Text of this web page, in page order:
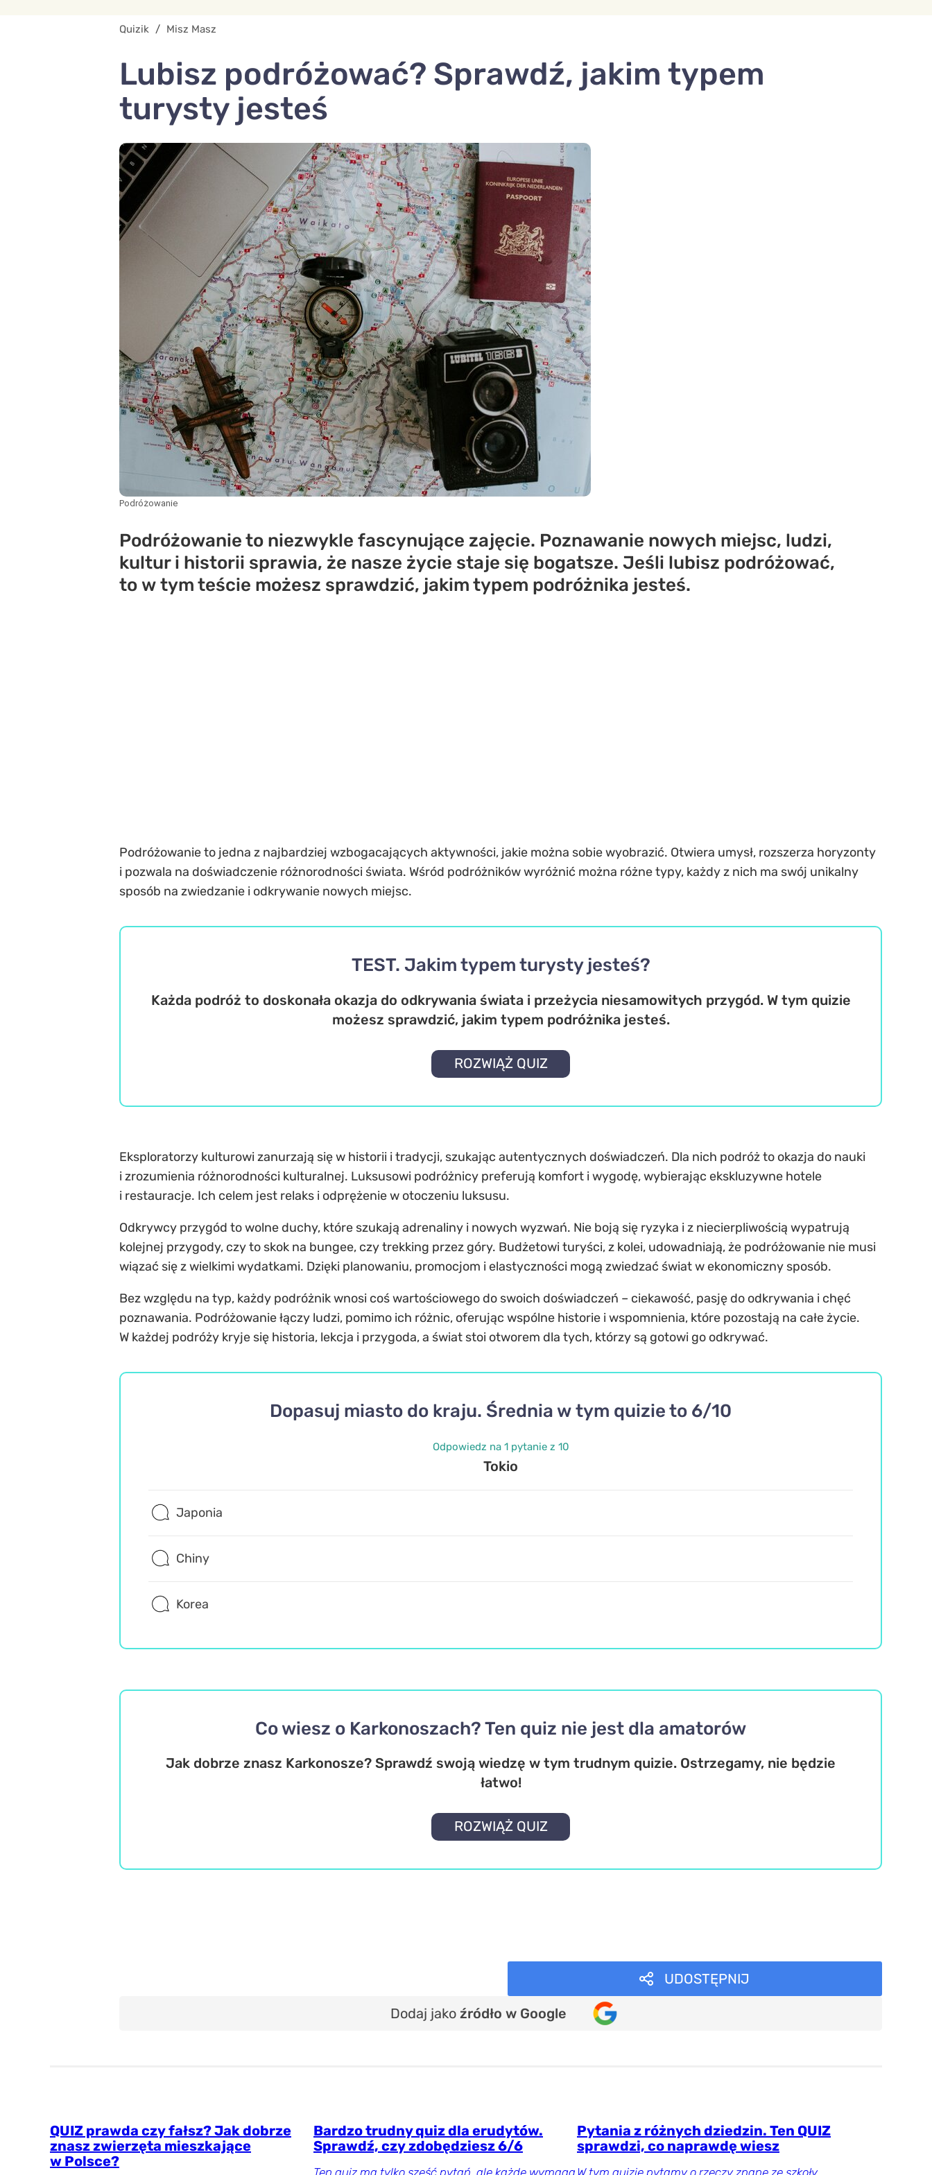
Quizik / Misz Masz
Lubisz podróżować? Sprawdź, jakim typem
turysty jesteś
Podróżowanie
Podróżowanie to niezwykle fascynujące zajęcie. Poznawanie nowych miejsc, ludzi,
kultur i historii sprawia, że nasze życie staje się bogatsze. Jeśli lubisz podróżować,
to w tym teście możesz sprawdzić, jakim typem podróżnika jesteś.
Podróżowanie to jedna z najbardziej wzbogacających aktywności, jakie można sobie wyobrazić. Otwiera umysł, rozszerza horyzonty
i pozwala na doświadczenie różnorodności świata. Wśród podróżników wyróżnić można różne typy, każdy z nich ma swój unikalny
sposób na zwiedzanie i odkrywanie nowych miejsc.
TEST. Jakim typem turysty jesteś?
Każda podróż to doskonała okazja do odkrywania świata i przeżycia niesamowitych przygód. W tym quizie
możesz sprawdzić, jakim typem podróżnika jesteś.
ROZWIĄŻ QUIZ
Eksploratorzy kulturowi zanurzają się w historii i tradycji, szukając autentycznych doświadczeń. Dla nich podróż to okazja do nauki
i zrozumienia różnorodności kulturalnej. Luksusowi podróżnicy preferują komfort i wygodę, wybierając ekskluzywne hotele
i restauracje. Ich celem jest relaks i odprężenie w otoczeniu luksusu.
Odkrywcy przygód to wolne duchy, które szukają adrenaliny i nowych wyzwań. Nie boją się ryzyka i z niecierpliwością wypatrują
kolejnej przygody, czy to skok na bungee, czy trekking przez góry. Budżetowi turyści, z kolei, udowadniają, że podróżowanie nie musi
wiązać się z wielkimi wydatkami. Dzięki planowaniu, promocjom i elastyczności mogą zwiedzać świat w ekonomiczny sposób.
Bez względu na typ, każdy podróżnik wnosi coś wartościowego do swoich doświadczeń – ciekawość, pasję do odkrywania i chęć
poznawania. Podróżowanie łączy ludzi, pomimo ich różnic, oferując wspólne historie i wspomnienia, które pozostają na całe życie.
W każdej podróży kryje się historia, lekcja i przygoda, a świat stoi otworem dla tych, którzy są gotowi go odkrywać.
Dopasuj miasto do kraju. Średnia w tym quizie to 6/10
Odpowiedz na 1 pytanie z 10
Tokio
Japonia
Chiny
Korea
Co wiesz o Karkonoszach? Ten quiz nie jest dla amatorów
Jak dobrze znasz Karkonosze? Sprawdź swoją wiedzę w tym trudnym quizie. Ostrzegamy, nie będzie
łatwo!
ROZWIĄŻ QUIZ
UDOSTĘPNIJ
Dodaj jako źródło w Google
QUIZ prawda czy fałsz? Jak dobrze
znasz zwierzęta mieszkające
w Polsce?
Bardzo trudny quiz dla erudytów.
Sprawdź, czy zdobędziesz 6/6
Pytania z różnych dziedzin. Ten QUIZ
sprawdzi, co naprawdę wiesz